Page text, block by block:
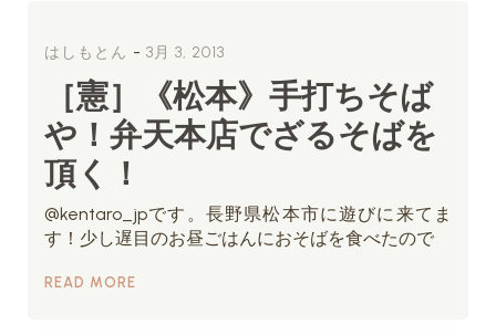
はしもとん - 3月 3, 2013
［憲］《松本》手打ちそば
や！弁天本店でざるそばを
頂く！
@kentaro_jpです。長野県松本市に遊びに来てま
す！少し遅目のお昼ごはんにおそばを食べたので
READ MORE